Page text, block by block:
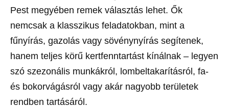
Pest megyében remek választás lehet. Ők
nemcsak a klasszikus feladatokban, mint a
fűnyírás, gazolás vagy sövénynyírás segítenek,
hanem teljes körű kertfenntartást kínálnak – legyen
szó szezonális munkákról, lombeltakarításról, fa-
és bokorvágásról vagy akár nagyobb területek
rendben tartásáról.